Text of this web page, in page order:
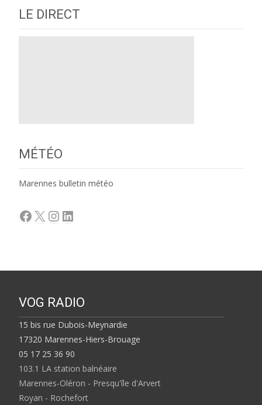
LE DIRECT
MÉTÉO
Marennes bulletin météo
Facebook
X Instagram
LinkedIn
VOG RADIO
15 bis rue Dubois-Meynardie
17320 Marennes-Hiers-Brouage
05 17 25 36 90
103.1 LA station balnéaire
Marennes-Oléron - Presqu'île d'Arvert
Royan - Rochefort